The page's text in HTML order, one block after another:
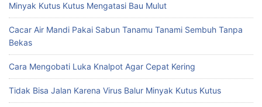
Minyak Kutus Kutus Mengatasi Bau Mulut
Cacar Air Mandi Pakai Sabun Tanamu Tanami Sembuh Tanpa
Bekas
Cara Mengobati Luka Knalpot Agar Cepat Kering
Tidak Bisa Jalan Karena Virus Balur Minyak Kutus Kutus